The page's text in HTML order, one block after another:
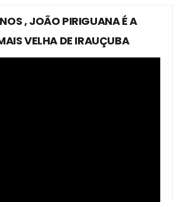
, JOÃO PIRIGUANA É A
VELHA DE IRAUÇUBA